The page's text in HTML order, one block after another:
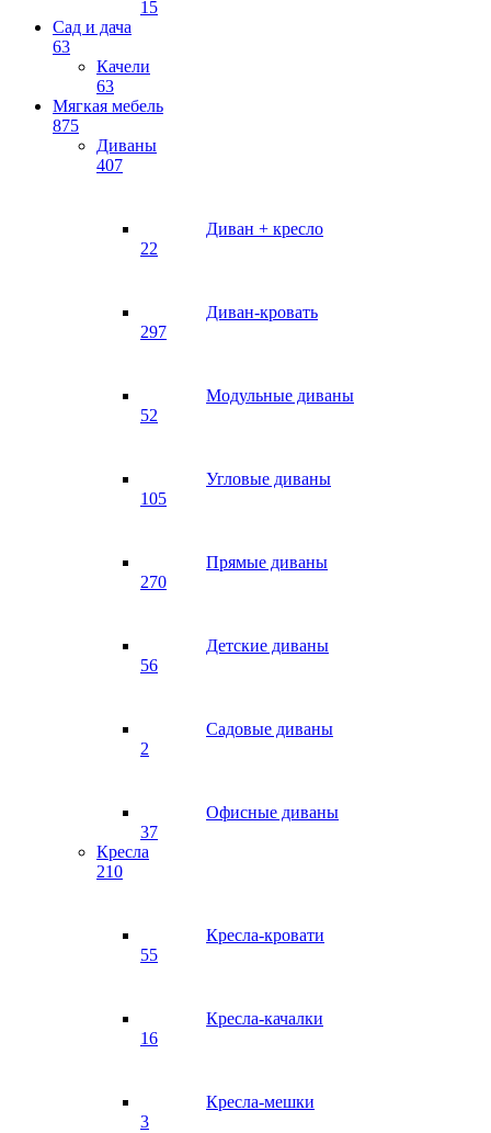
15
Сад и дача
63
Качели
63
Мягкая мебель
875
Диваны
407
Диван + кресло
22
Диван-кровать
297
Модульные диваны
52
Угловые диваны
105
Прямые диваны
270
Детские диваны
56
Садовые диваны
2
Офисные диваны
37
Кресла
210
Кресла-кровати
55
Кресла-качалки
16
Кресла-мешки
3